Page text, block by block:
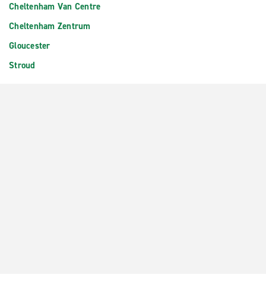
Cheltenham Van Centre
Cheltenham Zentrum
Gloucester
Stroud